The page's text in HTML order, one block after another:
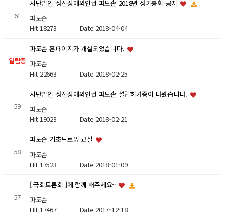
61
사단법인 정신장애와인권 파도손 2018년 정기총회 공지
파도손
Hit 18273 Date 2018-04-04
열람중
파도손 홈페이지가 개설되었습니다.
파도손
Hit 22663 Date 2018-02-25
59
사단법인 정신장애와인권 파도손 설립허가증이 나왔습니다.
파도손
Hit 19023 Date 2018-02-21
58
파도손 기초드로잉 교실
파도손
Hit 17523 Date 2018-01-09
57
[ 국회토론회 ]에 함께 해주세요~
파도손
Hit 17467 Date 2017-12-18